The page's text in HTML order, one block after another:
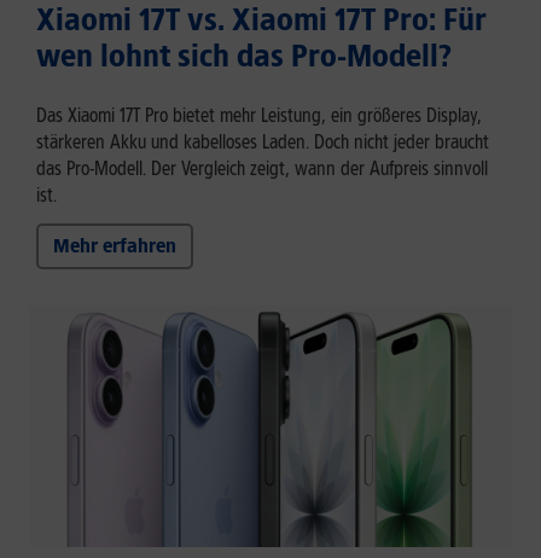
Xiaomi 17T vs. Xiaomi 17T Pro: Für
wen lohnt sich das Pro-Modell?
Das Xiaomi 17T Pro bietet mehr Leistung, ein größeres Display,
stärkeren Akku und kabelloses Laden. Doch nicht jeder braucht
das Pro-Modell. Der Vergleich zeigt, wann der Aufpreis sinnvoll
ist.
Mehr erfahren